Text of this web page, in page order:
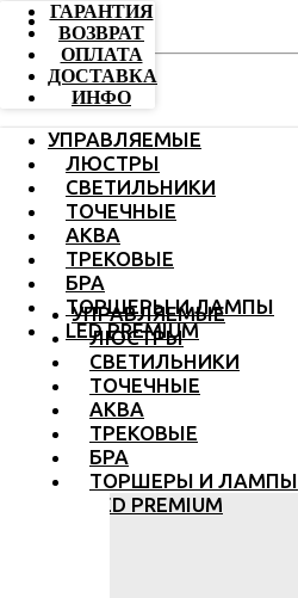
ГАРАНТИЯ
ВОЗВРАТ
ОПЛАТА
ДОСТАВКА
ИНФО
УПРАВЛЯЕМЫЕ
ЛЮСТРЫ
СВЕТИЛЬНИКИ
ТОЧЕЧНЫЕ
АКВА
ТРЕКОВЫЕ
БРА
ТОРШЕРЫ И ЛАМПЫ
LED PREMIUM
УПРАВЛЯЕМЫЕ
ЛЮСТРЫ
СВЕТИЛЬНИКИ
ТОЧЕЧНЫЕ
АКВА
ТРЕКОВЫЕ
БРА
ТОРШЕРЫ И ЛАМПЫ
LED PREMIUM